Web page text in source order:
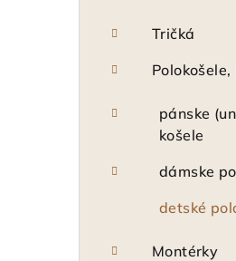
Tričká
Polokošele,
pánske
košele
dámske
detské
Montérky